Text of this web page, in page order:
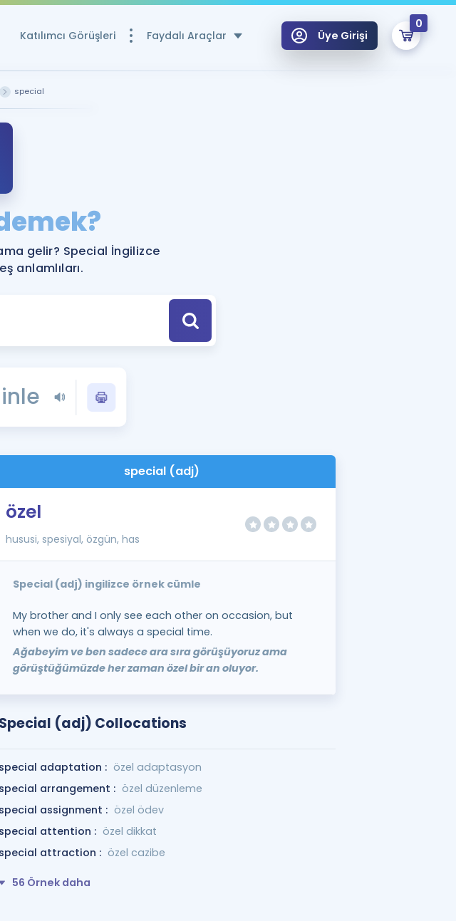
Katılımcı Görüşleri Faydalı Araçlar
YDS ve YÖKDİL Puan Hesaplama Aracı
Rehberlik Aracı
YDS ve YÖKDİL'e Hazırlananlar için Öneriler
Tüm ÖSYM Sınavları Tek Takvimde
YDS - YÖKDİL Tüm Sınavlarla İlgili Haberler
İngilizce Gramer
Üye Girişi
0
special
gelir? Special İngilizce
anlamlıları.
special (adj)
özel
hususi, spesiyal, özgün, has
Special (adj) ingilizce örnek cümle
My brother and I only see each other on occasion, but
when we do, it's always a special time.
Ağabeyim ve ben sadece ara sıra görüşüyoruz ama
görüştüğümüzde her zaman özel bir an oluyor.
Special (adj) Collocations
special adaptation : özel adaptasyon
special arrangement : özel düzenleme
special assignment : özel ödev
special attention : özel dikkat
special attraction : özel cazibe
56 Örnek daha